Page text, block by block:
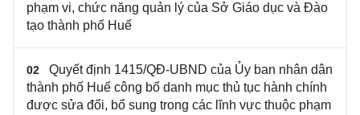
phạm vi, chức năng quản lý của Sở Giáo dục và Đào
tạo thành phố Huế
02
Quyết định 1415/QĐ-UBND của Ủy ban nhân dân
thành phố Huế công bố danh mục thủ tục hành chính
được sửa đổi, bổ sung trong các lĩnh vực thuộc phạm